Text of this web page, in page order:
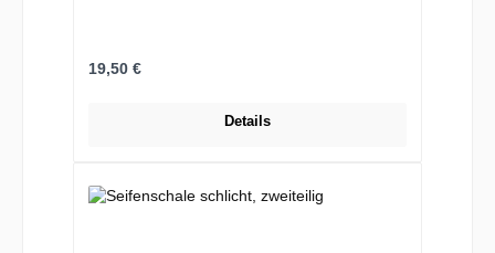
Regulärer Preis:
19,50 €
Details